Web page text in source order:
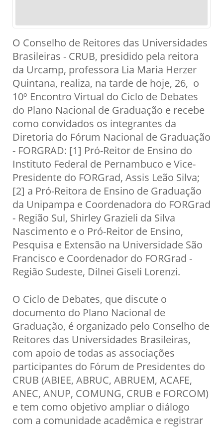
O Conselho de Reitores das Universidades
Brasileiras - CRUB, presidido pela reitora
da Urcamp, professora Lia Maria Herzer
Quintana, realiza, na tarde de hoje, 26, o
10º Encontro Virtual do Ciclo de Debates
do Plano Nacional de Graduação e recebe
como convidados os integrantes da
Diretoria do Fórum Nacional de Graduação
- FORGRAD: [1] Pró-Reitor de Ensino do
Instituto Federal de Pernambuco e Vice-
Presidente do FORGrad, Assis Leão Silva;
[2] a Pró-Reitora de Ensino de Graduação
da Unipampa e Coordenadora do FORGrad
- Região Sul, Shirley Grazieli da Silva
Nascimento e o Pró-Reitor de Ensino,
Pesquisa e Extensão na Universidade São
Francisco e Coordenador do FORGrad -
Região Sudeste, Dilnei Giseli Lorenzi.
O Ciclo de Debates, que discute o
documento do Plano Nacional de
Graduação, é organizado pelo Conselho de
Reitores das Universidades Brasileiras,
com apoio de todas as associações
participantes do Fórum de Presidentes do
CRUB (ABIEE, ABRUC, ABRUEM, ACAFE,
ANEC, ANUP, COMUNG, CRUB e FORCOM)
e tem como objetivo ampliar o diálogo
com a comunidade acadêmica e registrar